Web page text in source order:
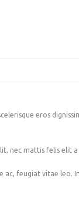
eros
nec mattis felis elit a
ac, feugiat vitae leo.